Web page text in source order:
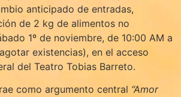
anticipado de entradas,
de 2 kg de alimentos no
1º de noviembre, de 10:00 AM a
existencias), en el acceso
del Teatro Tobias Barreto.
como argumento central “Amor